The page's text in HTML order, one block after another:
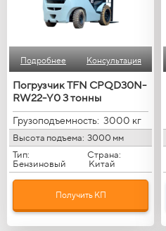
Подробнее Консультация
Погрузчик TFN CPQD30N-
RW22-Y0 3 тонны
Грузоподъемность: 3000 кг
Высота подъема: 3000 мм
Тип:
Бензиновый
Страна:
Китай
Получить КП